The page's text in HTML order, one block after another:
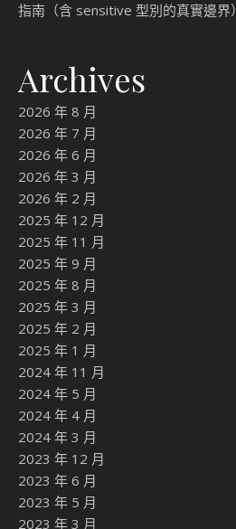
指南（含 sensitive 型別的真實邊界）
Archives
2026 年 8 月
2026 年 7 月
2026 年 6 月
2026 年 3 月
2026 年 2 月
2025 年 12 月
2025 年 11 月
2025 年 9 月
2025 年 8 月
2025 年 3 月
2025 年 2 月
2025 年 1 月
2024 年 11 月
2024 年 5 月
2024 年 4 月
2024 年 3 月
2023 年 12 月
2023 年 6 月
2023 年 5 月
2023 年 3 月